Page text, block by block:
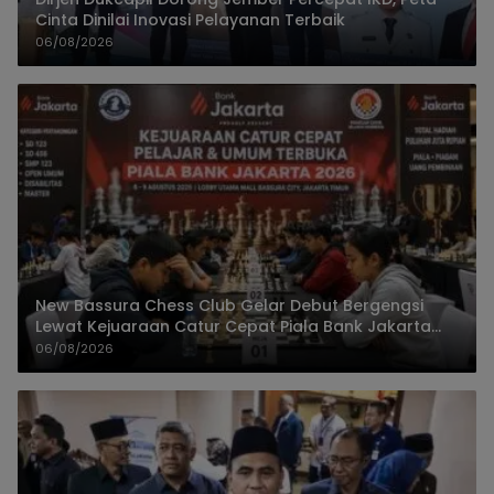
Cinta Dinilai Inovasi Pelayanan Terbaik
06/08/2026
New Bassura Chess Club Gelar Debut Bergengsi
Lewat Kejuaraan Catur Cepat Piala Bank Jakarta
2026
06/08/2026